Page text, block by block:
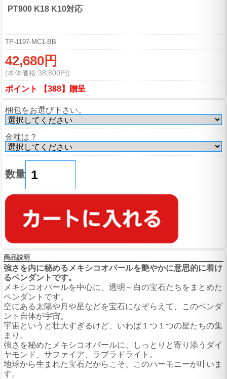
PT900 K18 K10対応
TP-1197-MC1-BB
42,680円
(本体価格:38,800円)
ポイント 【388】贈呈
梱包をお選び下さい。
金種は？
数量
商品説明
強さを内に秘めるメキシコオパールを艶やかに意思的に着け
るペンダントです。
メキシコオパールを中心に、透明～白の宝石たちをまとめた
ペンダントです。
空にある太陽や月や星などを宝石になぞらえて、このペンダ
ント自体が宇宙。
宇宙というと壮大すぎるけど、いわば１つ１つの星たちの集
まり。
強さを秘めたメキシコオパールに、しっとりと寄り添うダイ
ヤモンド、サファイア、ラブラドライト。
地球から生まれた宝石だからこそ、このハーモニーが叶いま
す。